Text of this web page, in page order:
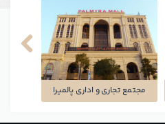
شرکت کاسون